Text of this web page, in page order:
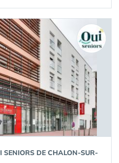
SENIORS DE CHALON-SUR-